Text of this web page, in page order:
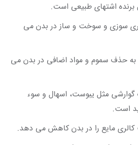
اشتهای طبیعی است.
‌سوزی و سوخت و ساز در بدن می
حذف سموم و مواد اضافی در بدن می
گوارشی مثل یبوست، اسهال و سوء‌
است.
کالری مایع را در بدن کاهش می‌ دهد.